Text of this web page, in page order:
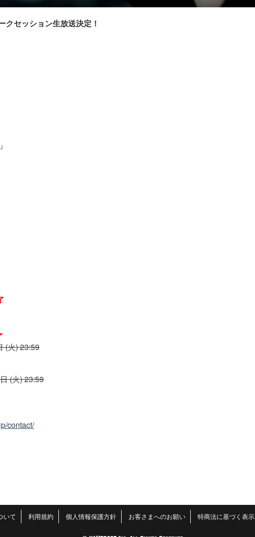
クセッション生放送決定！
(火) 23:59
(火) 23:59
contact/
いて 利用規約 個人情報保護方針 お客さまへのお願い 特商法に基づく表示